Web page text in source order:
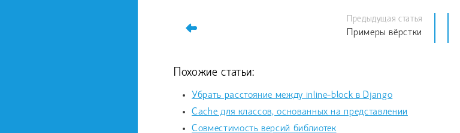
Предыдущая статья
Примеры вёрстки
Похожие статьи:
Убрать расстояние между inline-block в Django
Cache для классов, основанных на представлении
Совместимость версий библиотек